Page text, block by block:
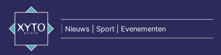
Nieuws | Sport | Evenementen